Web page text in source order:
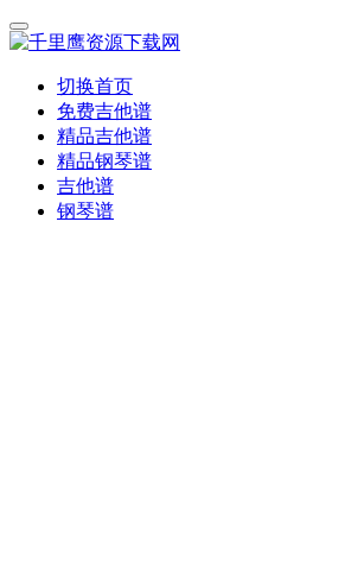
切换首页
免费吉他谱
精品吉他谱
精品钢琴谱
吉他谱
钢琴谱